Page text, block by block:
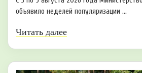
объявило неделей популяризации ...
Читать далее